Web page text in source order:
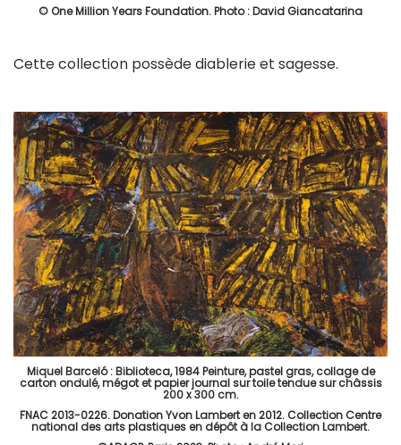
© One Million Years Foundation. Photo : David Giancatarina
Cette collection possède diablerie et sagesse.
Miquel Barceló : Biblioteca, 1984 Peinture, pastel gras, collage de
carton ondulé, mégot et papier journal sur toile tendue sur châssis
200 x 300 cm.
FNAC 2013-0226. Donation Yvon Lambert en 2012. Collection Centre
national des arts plastiques en dépôt à la Collection Lambert.